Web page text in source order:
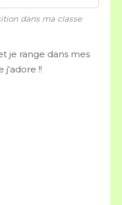
dans ma classe
je range dans mes
j'adore !!